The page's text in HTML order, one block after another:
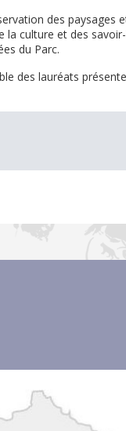
des paysages
culture et des
du Parc.
des lauréats